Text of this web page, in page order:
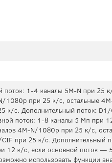
поток: 1-4 каналы 5M-N при 25
1080p при 25 к/с, остальные
с. Дополнительный поток:
поток: 1-8 каналы 5 Мп при
4M-N/1080p при 25 к/с,
при 25 к/с. Дополнительный
12 к/с, если основной поток —
использовать функции